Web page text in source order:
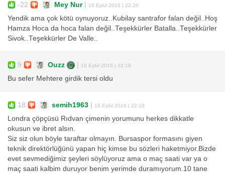
-22 Mey Nur| 16 Eylül 2016 | 22:20
Yendik ama çok kötü oynuyoruz..Kubilay santrafor falan değil..Hoş
Hamza Hoca da hoca falan değil..Teşekkürler Batalla..Teşekkürler
Sivok..Teşekkürler De Valle..
9 Ouzz | 16 Eylül 2016 | 22:18
Bu sefer Mehtere girdik tersi oldu
18 semih1963 | 16 Eylül 2016 | 22:18
Londra çöpçüsü Rıdvan çimenin yorumunu herkes dikkatle
okusun ve ibret alsın.
Siz siz olun böyle taraftar olmayın. Bursaspor formasını giyen
teknik direktörlüğünü yapan hiç kimse bu sözleri haketmiyor.Bizde
evet sevmediğimiz şeyleri söylüyoruz ama o maç saati var ya o
maç saati kalbim duruyor benim yerimde duramıyorum.10 tane